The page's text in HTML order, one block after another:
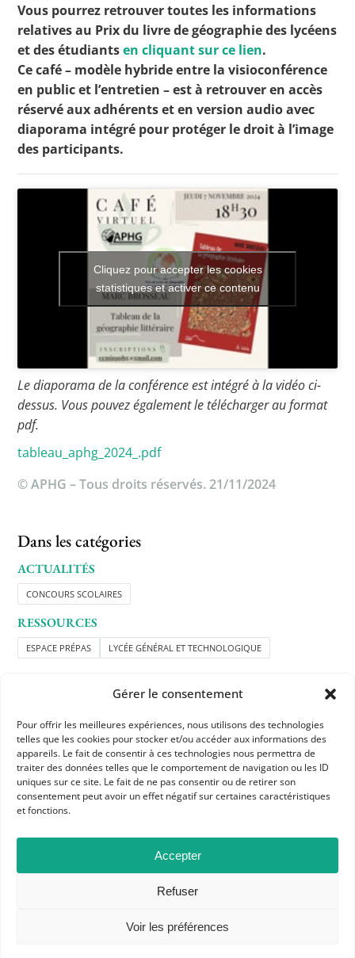
Gérer le consentement
Pour offrir les meilleures expériences, nous utilisons des technologies
telles que les cookies pour stocker et/ou accéder aux informations des
appareils. Le fait de consentir à ces technologies nous permettra de
traiter des données telles que le comportement de navigation ou les ID
uniques sur ce site. Le fait de ne pas consentir ou de retirer son
consentement peut avoir un effet négatif sur certaines caractéristiques
et fonctions.
Accepter
Refuser
Voir les préférences
Concours de recrutement
Concours scolaires
Conférences, tables rondes
Critique d’ouvrages publiés
Culture
Vous pourrez retrouver toutes les informations
relatives au Prix du livre de géographie des lycéens
et des étudiantsen cliquant sur ce lien.
Ce café – modèle hybride entre la visioconférence
en public et l’entretien – est à retrouver en accès
réservé aux adhérents et en version audio avec
diaporama intégré pour protéger le droit à l’image
des participants.
Cliquez pour accepter les cookies
statistiques et activer ce contenu
Le diaporama de la conférence est intégré à la vidéo ci-
dessus. Vous pouvez également le télécharger au format
pdf.
tableau_aphg_2024_.pdf
© APHG – Tous droits réservés. 21/11/2024
Dans les catégories
ACTUALITÉS
CONCOURS SCOLAIRES
RESSOURCES
ESPACE PRÉPAS LYCÉE GÉNÉRAL ET TECHNOLOGIQUE
APHG
Association des professeurs d'histoire et géographie
+ 33 0(1) 42 33 62 37
BP 6541 – 75065 Paris Cedex 02